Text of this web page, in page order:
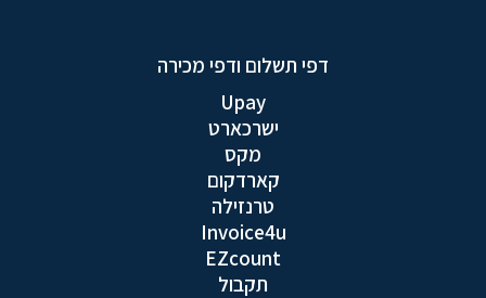
דפי תשלום ודפי מכירה
Upay
ישרכארט
מקס
קארדקום
טרנזילה
Invoice4u
EZcount
תקבול